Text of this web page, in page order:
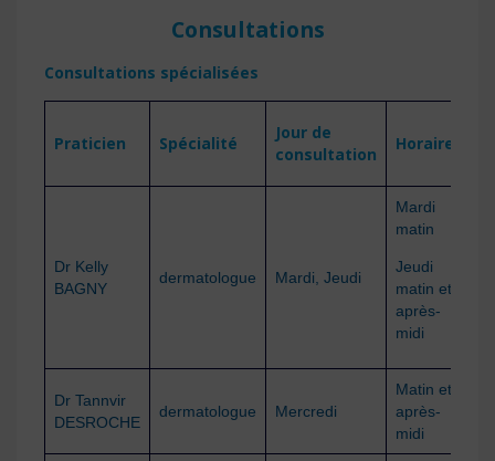
Consultations
Consultations spécialisées
Praticien Spécialité
Jour de
consultation
Horaires
Dr Kelly
BAGNY
dermatologue Mardi, Jeudi
Mardi
matin
Jeudi
matin et
après-
midi
Dr Tannvir
DESROCHE
dermatologue Mercredi
Matin et
après-
midi